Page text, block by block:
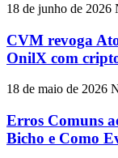
18 de junho de 2026
CVM revoga
OnilX com
18 de maio de 2026
Erros Comuns
Bicho e Como